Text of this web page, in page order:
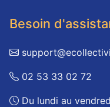
Besoin
02 53 33 02 72
Du lundi au